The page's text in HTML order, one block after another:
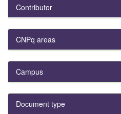
Contributor
CNPq areas
Campus
Document type